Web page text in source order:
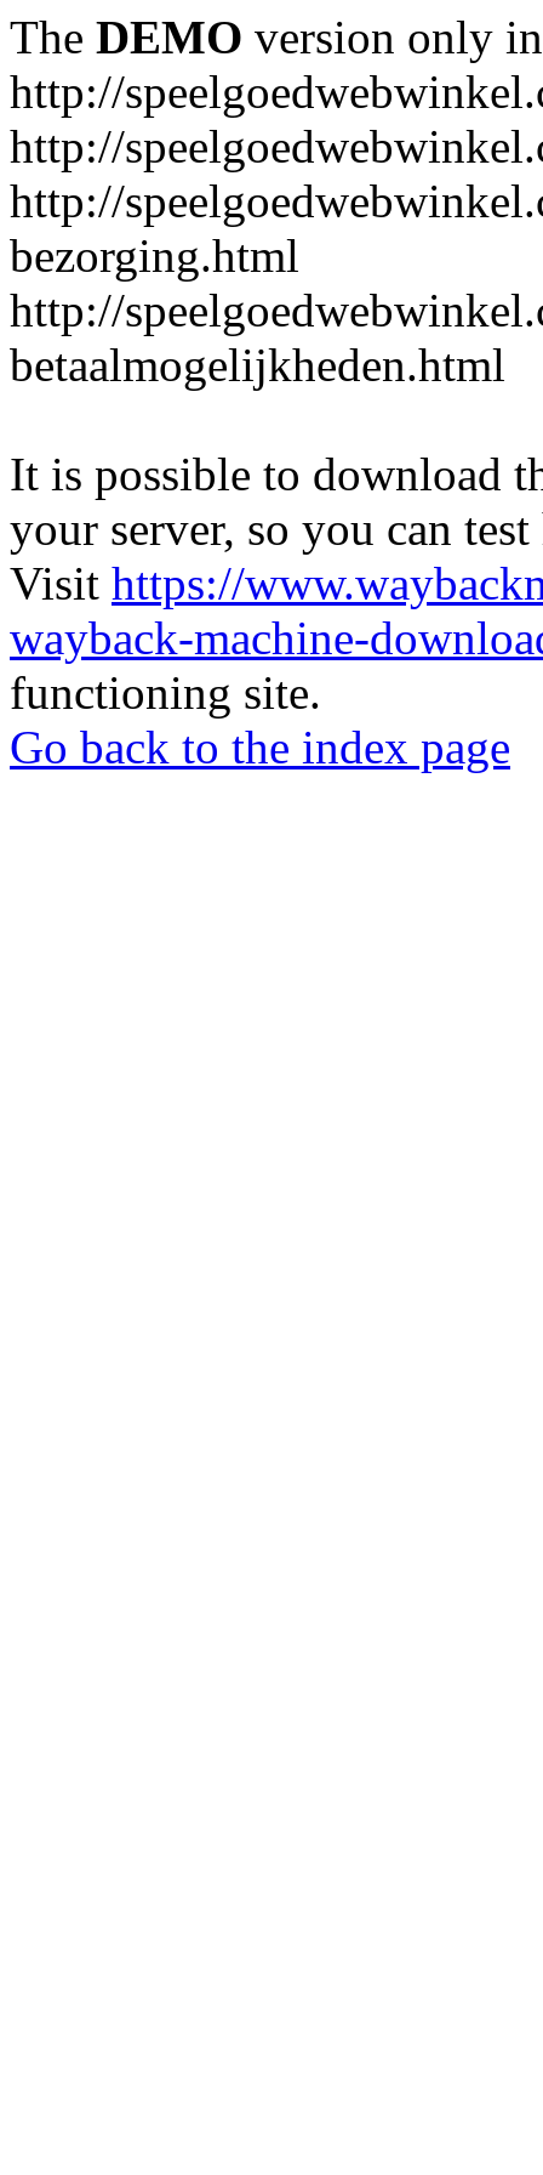
The DEMO version only
http://
http://
http://
bezorging.html
http://
betaalmogelijkheden.html
It is possible to download
your server, so you can
Visit https://
wayback-machine-
functioning site.
Go back to the index page